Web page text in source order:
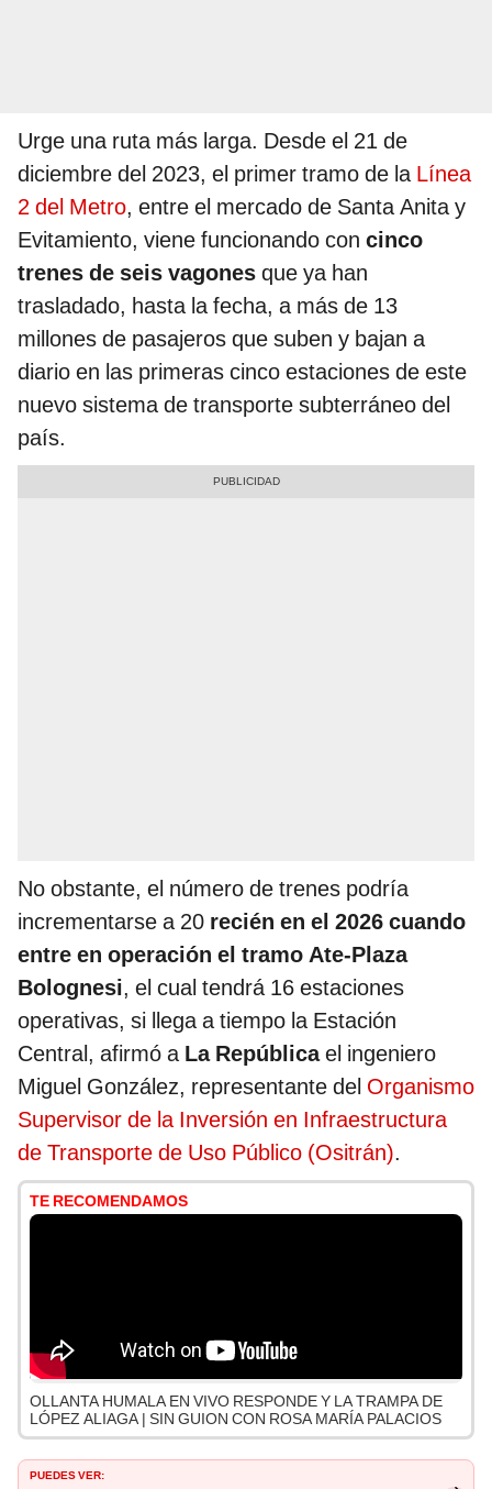
Urge una ruta más larga. Desde el 21 de
diciembre del 2023, el primer tramo de laLínea
2 del Metro, entre el mercado de Santa Anita y
Evitamiento, viene funcionando con cinco
trenes de seis vagones que ya han
trasladado, hasta la fecha, a más de 13
millones de pasajeros que suben y bajan a
diario en las primeras cinco estaciones de este
nuevo sistema de transporte subterráneo del
país.
No obstante, el número de trenes podría
incrementarse a 20 recién en el 2026 cuando
entre en operación el tramo Ate-Plaza
Bolognesi, el cual tendrá 16 estaciones
operativas, si llega a tiempo la Estación
Central, afirmó a La Repúblicael ingeniero
Miguel González, representante del Organismo
Supervisor de la Inversión en Infraestructura
de Transporte de Uso Público (Ositrán).
TE RECOMENDAMOS
OLLANTA HUMALA EN VIVO RESPONDE Y LA TRAMPA DE
LÓPEZ ALIAGA | SIN GUION CON ROSA MARÍA PALACIOS
PUEDES VER: